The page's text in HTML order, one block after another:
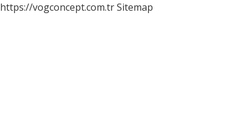
https://vogconcept.com.trSitemap